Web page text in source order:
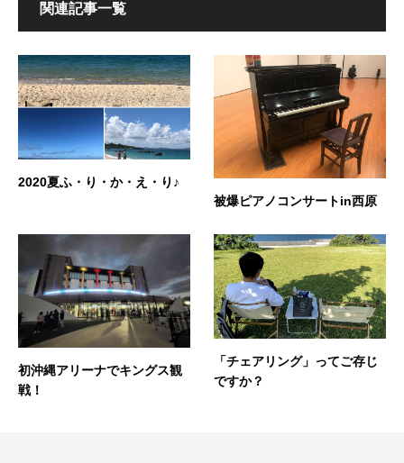
関連記事一覧
2020夏ふ・り・か・え・り♪
被爆ピアノコンサートin西原
初沖縄アリーナでキングス観
戦！
「チェアリング」ってご存じ
ですか？